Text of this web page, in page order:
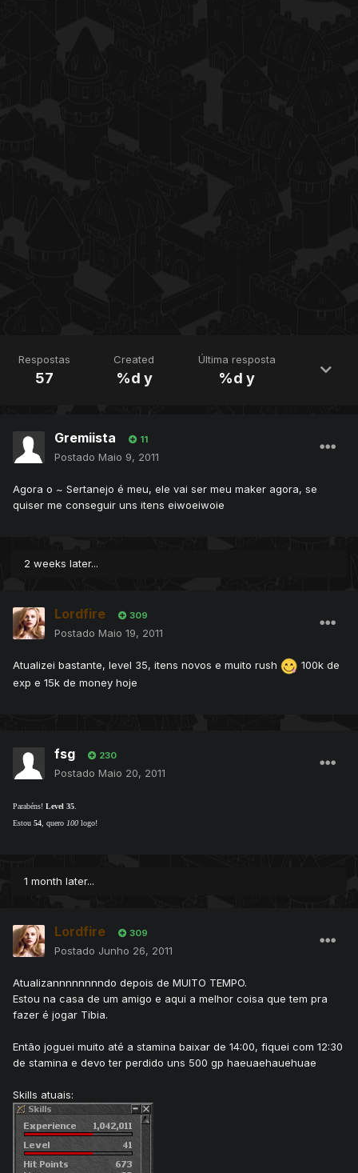
Respostas
57
Created
%d y
Última resposta
%d y
Gremiista 11
Postado Maio 9, 2011
Agora o ~ Sertanejo é meu, ele vai ser meu maker agora, se
quiser me conseguir uns itens eiwoeiwoie
2 weeks later...
Lordfire 309
Postado Maio 19, 2011
Atualizei bastante, level 35, itens novos e muito rush
100k de
exp e 15k de money hoje
fsg 230
Postado Maio 20, 2011
Parabéns! Level 35
Estou 54 , quero 100 logo!
1 month later...
Lordfire 309
Postado Junho 26, 2011
Atualizannnnnnnndo depois de MUITO TEMPO.
Estou na casa de um amigo e aqui a melhor coisa que tem pra
fazer é jogar Tibia.
Então joguei muito até a stamina baixar de 14:00, fiquei com 12:30
de stamina e devo ter perdido uns 500 gp haeuaehauehuae
Skills atuais: